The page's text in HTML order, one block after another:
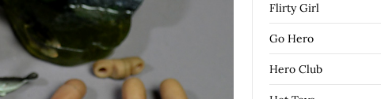
Flirty Girl
Go Hero
Hero Club